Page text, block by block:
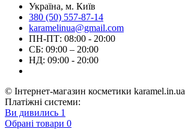
Україна, м. Київ
380 (50) 557-87-14
karamelinua@gmail.com
ПН-ПТ: 08:00 - 20:00
СБ: 09:00 – 20:00
НД: 09:00 - 20:00
© Інтернет-магазин косметики karamel.in.ua
Платіжні системи:
Ви дивились 1
Обрані товари 0